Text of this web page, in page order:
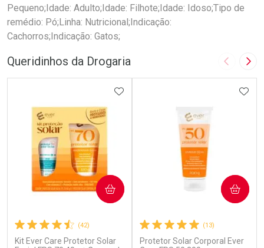
Pequeno;Idade: Adulto;Idade: Filhote;Idade: Idoso;Tipo de
remédio: Pó;Linha: Nutricional;Indicação:
Cachorros;Indicação: Gatos;
Queridinhos da Drogaria Imagem
(42)
Kit Ever Care Protetor Solar
ADICIONAR AOS FAVORITOS
COMPRAR
(13)
Protetor Solar Corporal Ever
COMPRAR